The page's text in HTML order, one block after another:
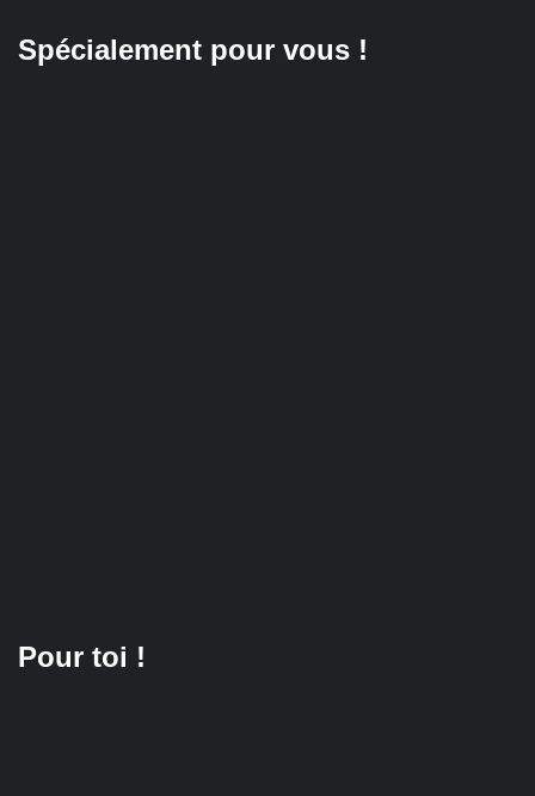
Spécialement pour vous !
Pour toi !